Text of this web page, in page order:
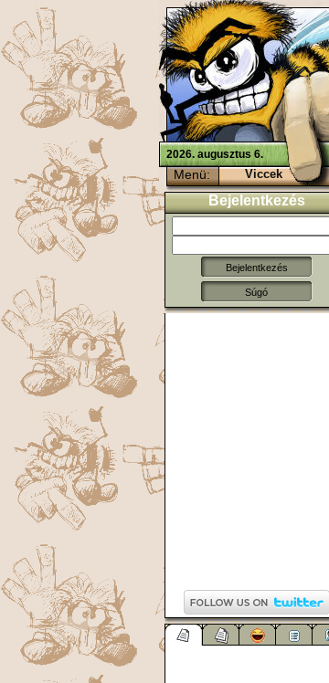
2026. augusztus 6.
Menü: Viccek
Bejelentkezés
Súgó